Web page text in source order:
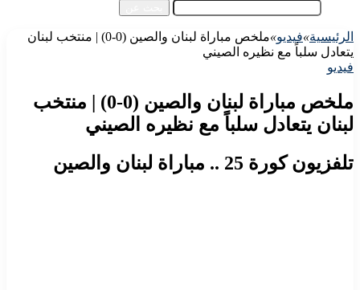
الرئيسية»فيديو»
ملخص مباراة لبنان والصين (0-0) | منتخب لبنان
يتعادل سلباً مع نظيره الصيني
فيديو
ملخص مباراة لبنان والصين (0-0) | منتخب
لبنان يتعادل سلباً مع نظيره الصيني
تلفزيون كورة 25 .. مباراة لبنان والصين